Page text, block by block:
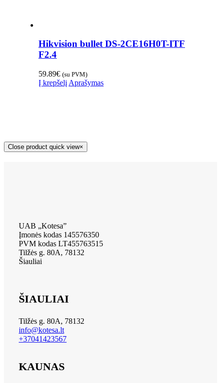
Hikvision bullet DS-2CE16H0T-ITF
F2.4
59.89€ (su PVM)
Į krepšelį Aprašymas
Close product quick view×
UAB „Kotesa”
Įmonės kodas 145576350
PVM kodas LT455763515
Tilžės g. 80A, 78132
Šiauliai
ŠIAULIAI
Tilžės g. 80A, 78132
info@kotesa.lt
+37041423567
KAUNAS